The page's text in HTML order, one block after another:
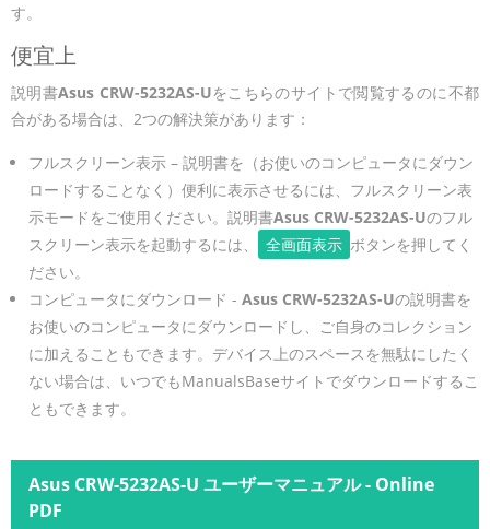
す。
便宜上
説明書Asus CRW-5232AS-Uをこちらのサイトで閲覧するのに不都
合がある場合は、2つの解決策があります：
フルスクリーン表示 – 説明書を（お使いのコンピュータにダウン
ロードすることなく）便利に表示させるには、フルスクリーン表
示モードをご使用ください。説明書Asus CRW-5232AS-Uのフル
スクリーン表示を起動するには、
全画面表示 ボタンを押してく
ださい。
コンピュータにダウンロード - Asus CRW-5232AS-Uの説明書を
お使いのコンピュータにダウンロードし、ご自身のコレクション
に加えることもできます。デバイス上のスペースを無駄にしたく
ない場合は、いつでもManualsBaseサイトでダウンロードするこ
ともできます。
Asus CRW-5232AS-U ユーザーマニュアル - Online
PDF